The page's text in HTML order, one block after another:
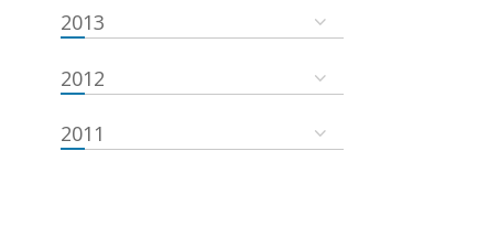
2013
2012
2011